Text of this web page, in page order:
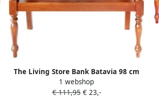
The Living Store Bank Batavia 98 cm
massief mahoniehout donkerbruin
Houten Bank Salontafel Bankstel
1 webshop
€ 111,95€ 23,-